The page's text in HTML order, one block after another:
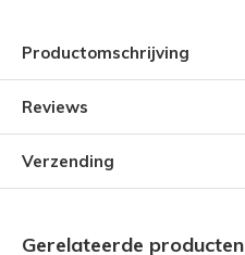
Productomschrijving
Reviews
Verzending
Gerelateerde producten